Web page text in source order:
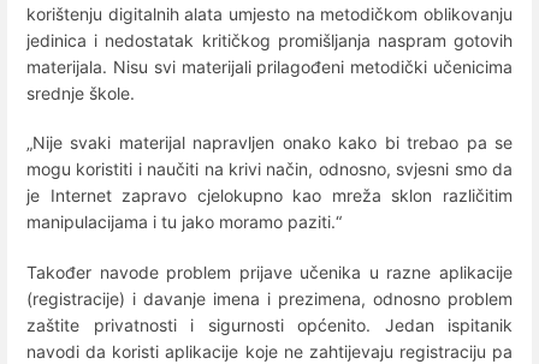
korištenju digitalnih alata umjesto na metodičkom oblikovanju
jedinica i nedostatak kritičkog promišljanja naspram gotovih
materijala. Nisu svi materijali prilagođeni metodički učenicima
srednje škole.
„Nije svaki materijal napravljen onako kako bi trebao pa se
mogu koristiti i naučiti na krivi način, odnosno, svjesni smo da
je Internet zapravo cjelokupno kao mreža sklon različitim
manipulacijama i tu jako moramo paziti.“
Također navode problem prijave učenika u razne aplikacije
(registracije) i davanje imena i prezimena, odnosno problem
zaštite privatnosti i sigurnosti općenito. Jedan ispitanik
navodi da koristi aplikacije koje ne zahtijevaju registraciju pa